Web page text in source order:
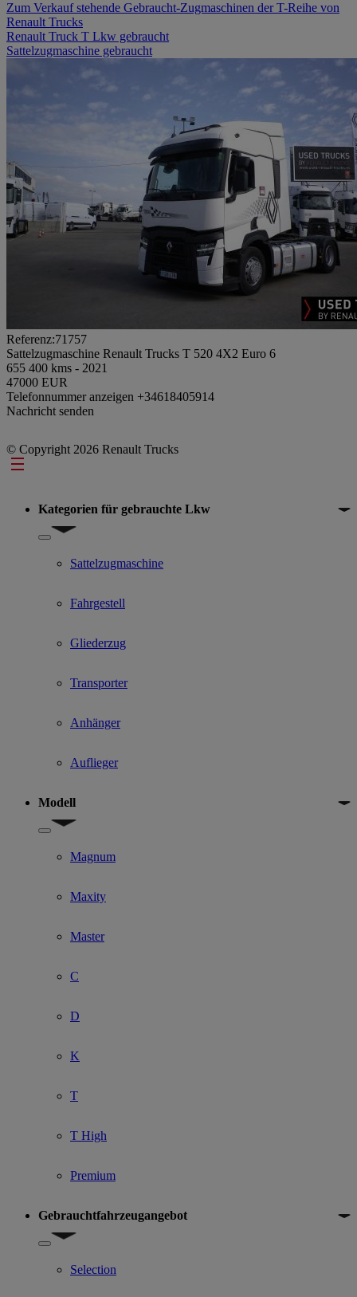
Zum Verkauf stehende Gebraucht-Zugmaschinen der T-Reihe von
Renault Trucks
Renault Truck T Lkw gebraucht
Sattelzugmaschine gebraucht
Referenz:71757
Sattelzugmaschine Renault Trucks T 520 4X2 Euro 6
655 400 kms - 2021
47000 EUR
Telefonnummer anzeigen +34618405914
Nachricht senden
© Copyright 2026 Renault Trucks
Footer
Kategorien für gebrauchte Lkw
Show submenu for Kategorien für gebrauchte Lkw
Sattelzugmaschine
Fahrgestell
Gliederzug
Transporter
Anhänger
Auflieger
Modell
Show submenu for Modell
Magnum
Maxity
Master
C
D
K
T
T High
Premium
Gebrauchtfahrzeugangebot
Show submenu for Gebrauchtfahrzeugangebot
Selection